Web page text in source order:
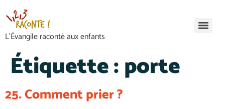
L’Évangile raconté aux enfants
Étiquette :porte
25. Comment prier ?